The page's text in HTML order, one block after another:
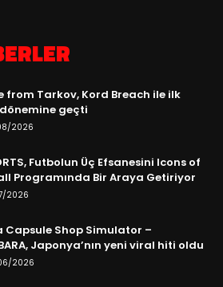
from Tarkov, Kord Breach ile ilk
geçti
2026
Futbolun Üç Efsanesini Icons of
Programında Bir Araya Getiriyor
2026
Capsule Shop Simulator –
Japonya’nın yeni viral hiti oldu
2026